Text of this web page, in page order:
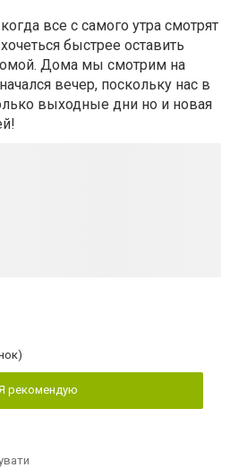
все с самого утра смотрят
быстрее оставить
Дома мы смотрим на
вечер, поскольку нас в
выходные дни но и новая
рекомендую